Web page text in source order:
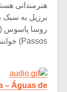
هنرمندانی
برزیل به سبک
روسا پاسوس (Rosa
Passos) خواننده و نوازنده گیتار یکی از آنها است.
– Águas de